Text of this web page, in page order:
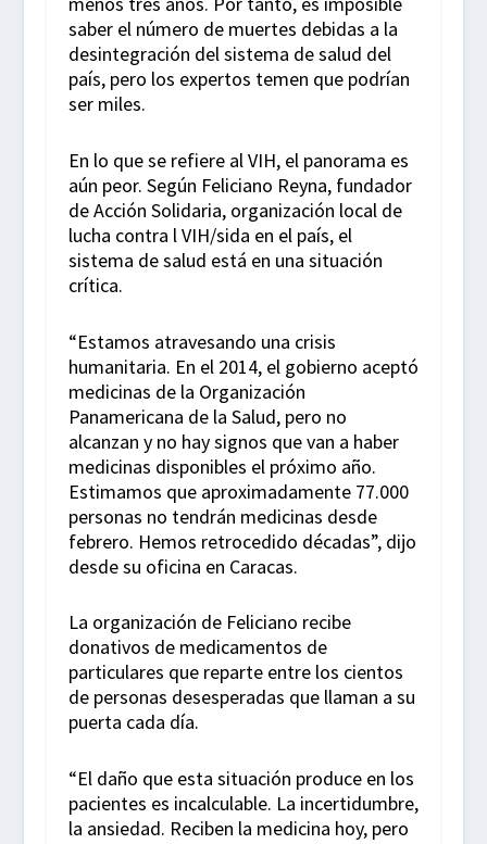
saber el número de muertes debidas a la
desintegración del sistema de salud del
país, pero los expertos temen que podrían
ser miles.
En lo que se refiere al VIH, el panorama es
aún peor. Según Feliciano Reyna, fundador
de Acción Solidaria, organización local de
lucha contra l VIH/sida en el país, el
sistema de salud está en una situación
crítica.
“Estamos atravesando una crisis
humanitaria. En el 2014, el gobierno aceptó
medicinas de la Organización
Panamericana de la Salud, pero no
alcanzan y no hay signos que van a haber
medicinas disponibles el próximo año.
Estimamos que aproximadamente 77.000
personas no tendrán medicinas desde
febrero. Hemos retrocedido décadas”, dijo
desde su oficina en Caracas.
La organización de Feliciano recibe
donativos de medicamentos de
particulares que reparte entre los cientos
de personas desesperadas que llaman a su
puerta cada día.
“El daño que esta situación produce en los
pacientes es incalculable. La incertidumbre,
la ansiedad. Reciben la medicina hoy, pero